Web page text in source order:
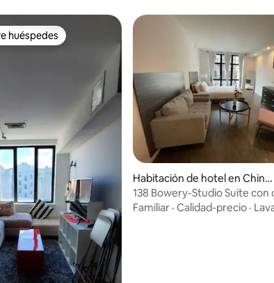
5, 51 reseñas
preferido
huéspedes
Habitación de hotel en Chinat
own
138 Bowery-Studio Suite
Familiar · Calidad-precio ·